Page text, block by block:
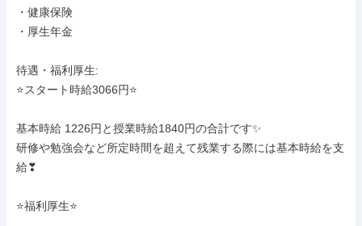
・健康保険
・厚生年金
待遇・福利厚生:
⭐️スタート時給3066円⭐️
基本時給 1226円と授業時給1840円の合計です✨
研修や勉強会など所定時間を超えて残業する際には基本時給を支
給❣
⭐️福利厚生⭐️